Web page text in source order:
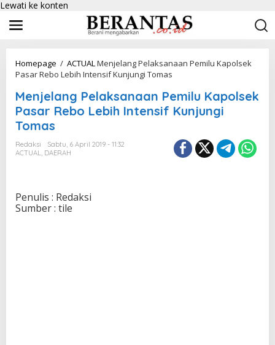
Lewati ke konten
Homepage / ACTUALMenjelang Pelaksanaan Pemilu Kapolsek
Pasar Rebo Lebih Intensif Kunjungi Tomas
Menjelang Pelaksanaan Pemilu Kapolsek
Pasar Rebo Lebih Intensif Kunjungi
Tomas
Redaksi
Sabtu, 6 April 2019 - 11:32
ACTUAL, DAERAH
Penulis : Redaksi
Sumber : tile